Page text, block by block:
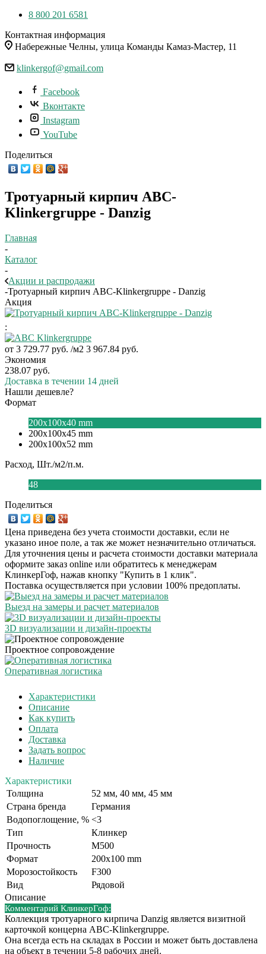
8 800 201 6581
Контактная информация
Набережные Челны, улица Команды Камаз-Мастер, 11
klinkergof@gmail.com
Facebook
Вконтакте
Instagram
YouTube
Поделиться
Тротуарный кирпич ABC-
Klinkergruppe - Danzig
Главная
-
Каталог
-
Акции и распродажи
-Тротуарный кирпич ABC-Klinkergruppe - Danzig
Акция
:
от 3 729.77 руб. /м2 3 967.84 руб.
Экономия
238.07 руб.
Доставка в течении 14 дней
Нашли дешевле?
Формат
200x100x40 mm
200x100x45 mm
200x100x52 mm
Расход, Шт./м2/п.м.
48
Поделиться
Цена приведена без учета стоимости доставки, если не
указано иное поле, а так же может незначительно отличаться.
Для уточнения цены и расчета стоимости доставки материала
оформите заказ online или обратитесь к менеджерам
КлинкерГоф, нажав кнопку "Купить в 1 клик".
Поставка осуществляется при условии 100% предоплаты.
Выезд на замеры и расчет материалов
3D визуализации и дизайн-проекты
Проектное сопровождение
Оперативная логистика
Характеристики
Описание
Как купить
Оплата
Доставка
Задать вопрос
Наличие
Характеристики
Толщина
52 мм, 40 мм, 45 мм
Страна бренда
Германия
Водопоглощение, % <3
Тип
Клинкер
Прочность
М500
Формат
200x100 mm
Морозостойкость
F300
Вид
Рядовой
Описание
Комментарий КлинкерГоф:
Коллекция тротуарного кирпича Danzig является визитной
карточкой концерна ABC-Klinkergruppe.
Она всегда есть на складах в России и может быть доставлена
на объект в течении 5-8 рабочих дней.